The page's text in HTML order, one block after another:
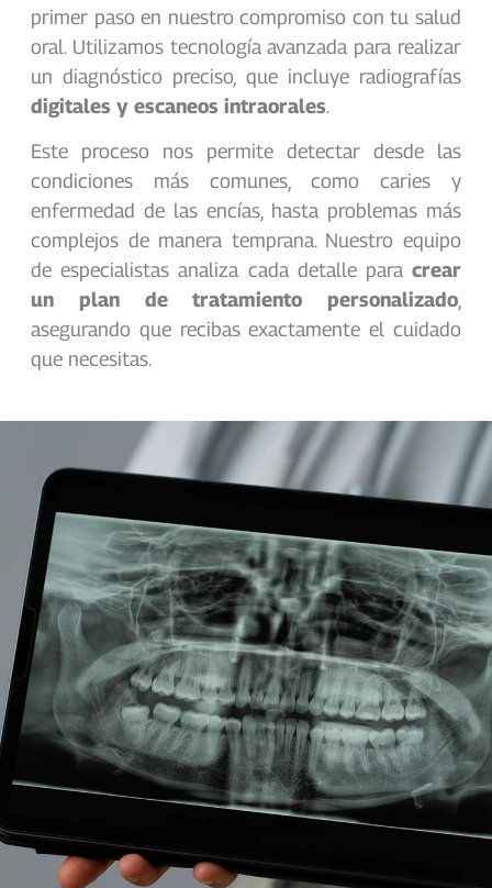
primer paso en nuestro compromiso con tu salud
oral. Utilizamos tecnología avanzada para realizar
un diagnóstico preciso, que incluye radiografías
digitales y escaneos intraorales.
Este proceso nos permite detectar desde las
condiciones más comunes, como caries y
enfermedad de las encías, hasta problemas más
complejos de manera temprana. Nuestro equipo
de especialistas analiza cada detalle para crear
un plan de tratamiento personalizado,
asegurando que recibas exactamente el cuidado
que necesitas.